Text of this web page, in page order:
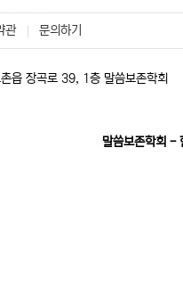
관 문의하기
읍 장곡로 39, 1층 말씀보존학회
말씀보존학회 -